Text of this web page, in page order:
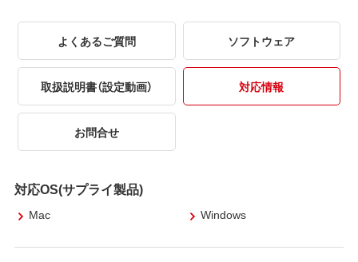
よくあるご質問 ソフトウェア
取扱説明書（設定動画） 対応情報
お問合せ
対応OS(サプライ製品)
Mac Windows